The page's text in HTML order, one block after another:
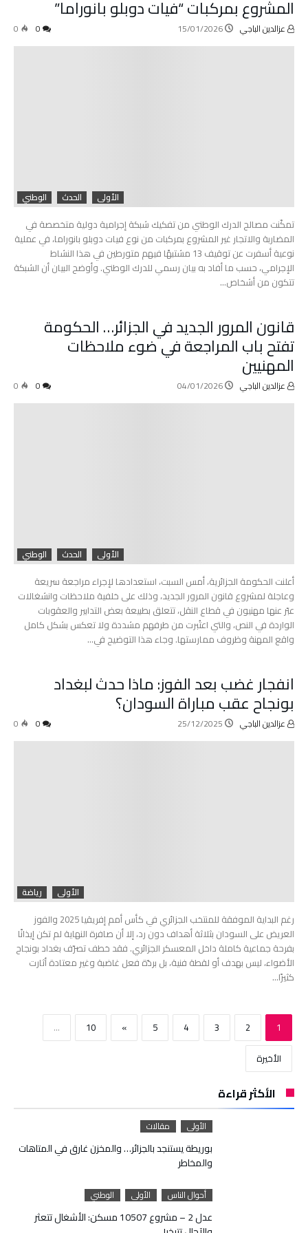
المشروع بمركبات “فيات دوبلو بانوراما”
عزالدين الباجي 15/01/2026
0
الأولى الحدث الوطني
تمكّنت مصالح الدرك الوطني من تفكيك شبكة إجرامية دولية متخصصة في
المضاربة والاتجار غير المشروع بمركبات من نوع فيات دوبلو بانوراما، في عملية
نوعية أسفرت عن توقيف 13 مشتبهًا فيهم متورطين في هذا النشاط
الإجرامي، حسب ما أفاد به بيان رسمي للدرك الوطني. وأوضح البيان أن الشبكة
تتكون من أشخاص…
قانون المرور الجديد في الجزائر… الحكومة
تفتح باب المراجعة في ضوء ملاحظات
المهنيين
عزالدين الباجي 04/01/2026
0
الأولى الحدث الوطني
أعلنت الحكومة الجزائرية، أمس السبت، استعدادها لإجراء مراجعة سريعة
وعاجلة لمشروع قانون المرور الجديد، وذلك على خلفية ملاحظات وانشغالات
عبّر عنها مهنيون في قطاع النقل، تتعلق بطبيعة بعض التدابير والعقوبات
الواردة في النص، والتي اعتُبرت من طرفهم مشددة ولا تعكس بشكل كامل
واقع المهنة وظروف ممارستها. وجاء هذا التوضيح في…
انفجار غضب بعد الفوز: ماذا حدث لبغداد
بونجاح عقب مباراة السودان؟
عزالدين الباجي 25/12/2025
0
الأولى رياضة
رغم البداية الموفقة للمنتخب الجزائري في كأس أمم إفريقيا 2025 والفوز
العريض على السودان بثلاثة أهداف دون رد، إلا أن صافرة النهاية لم تكن إيذانًا
بفرحة جماعية كاملة داخل المعسكر الجزائري. فقد خطف تصرّف بغداد بونجاح
الأضواء، ليس بهدف أو لقطة فنية، بل بردّة فعل غاضبة وغير معتادة أثارت
كثيرًا…
1
2
3
4
5
»
10
...
‫الأخيرة‬
الأكثر قراءة
الأولى مقالات
بوريطة يستنجد بالجزائر… والمخزن غارق في المتاهات
والمخاطر
أحوال الناس الأولى الوطني
عدل 2 – مشروع 10507 مسكن: الأشغال تتعثر